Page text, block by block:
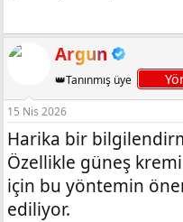
Argun
👑Tanınmış üye
15 Nis 2026
Harika bir
Özellikle güneş kremi
için bu yöntemin
ediliyor.